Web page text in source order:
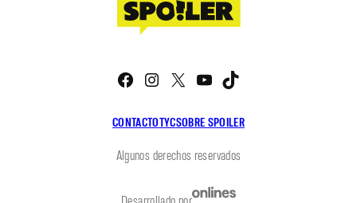
CONTACTOTYCSOBRE SPOILER
Facebook
Instagram
X YouTube
Algunos derechos reservados